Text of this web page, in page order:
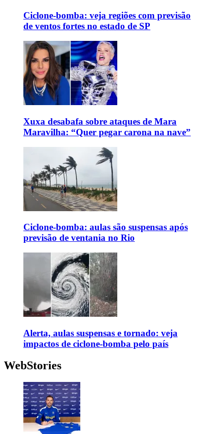
Ciclone-bomba: veja regiões com previsão
de ventos fortes no estado de SP
Xuxa desabafa sobre ataques de Mara
Maravilha: “Quer pegar carona na nave”
Ciclone-bomba: aulas são suspensas após
previsão de ventania no Rio
Alerta, aulas suspensas e tornado: veja
impactos de ciclone-bomba pelo país
WebStories